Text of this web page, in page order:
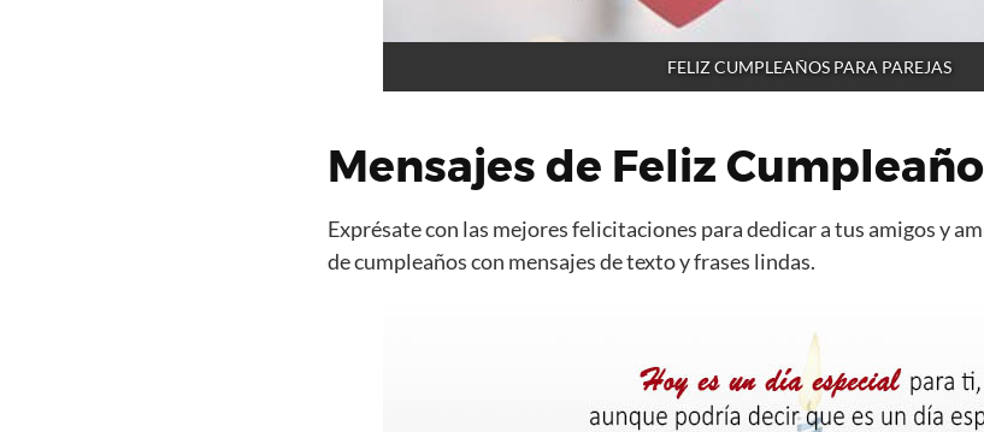
FELIZ CUMPLEAÑOS PARA PAREJAS
Mensajes de Feliz
Exprésate con las mejores felicitaciones para dedicar a tus amigos y
de cumpleaños con mensajes de texto y frases lindas.